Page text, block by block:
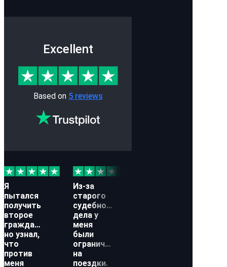
Excellent
Based on 5 reviews
Я
пытался
получить
второе
гражданство,
но узнал,
что
против
меня
Из-за
старого
судебного
дела у
меня
были
ограничения
на
поездки.